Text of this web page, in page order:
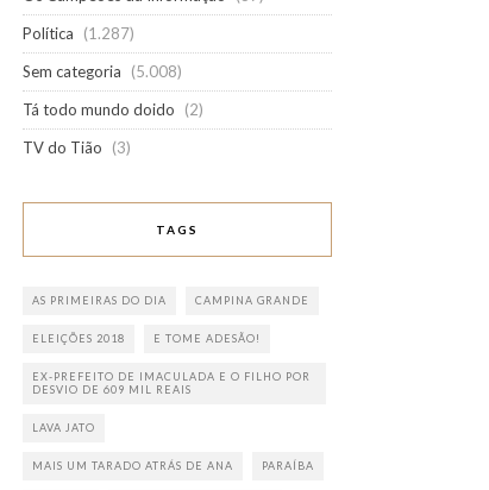
Política
(1.287)
Sem categoria
(5.008)
Tá todo mundo doido
(2)
TV do Tião
(3)
TAGS
AS PRIMEIRAS DO DIA CAMPINA GRANDE
ELEIÇÕES 2018 E TOME ADESÃO!
EX-PREFEITO DE IMACULADA E O FILHO POR
DESVIO DE 609 MIL REAIS
LAVA JATO
MAIS UM TARADO ATRÁS DE ANA PARAÍBA